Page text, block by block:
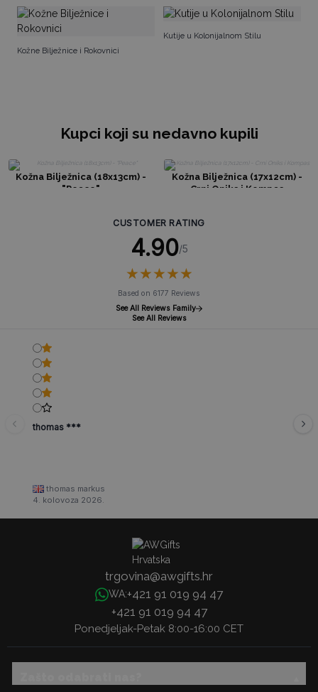
Kožne Bilježnice i Rokovnici
Kutije u Kolonijalnom Stilu
Kupci koji su nedavno kupili
Kožna Bilježnica (18x13cm) -
"Peace"
Kožna Bilježnica (17x12cm) -
Crni Oniks i Kompas
CUSTOMER RATING
4.90/5
★★★★★
★★★★★
Based on 6177 Reviews
See All Reviews Family
See All Reviews
thomas ***
thomas markus
4. kolovoza 2026.
trgovina@awgifts.hr
WA:+421 91 019 94 47
+421 91 019 94 47
Ponedjeljak-Petak 8:00-16:00 CET